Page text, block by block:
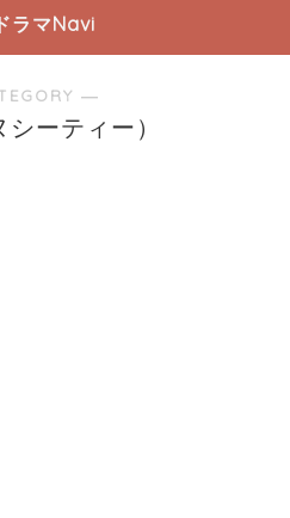
ラマNavi
―
ーティー）